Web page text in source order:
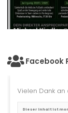
Facebook
Vielen Dank an
Dieser Inhalt ist